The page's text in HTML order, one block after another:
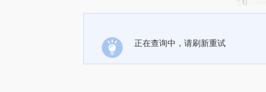
正在查询中，请刷新重试